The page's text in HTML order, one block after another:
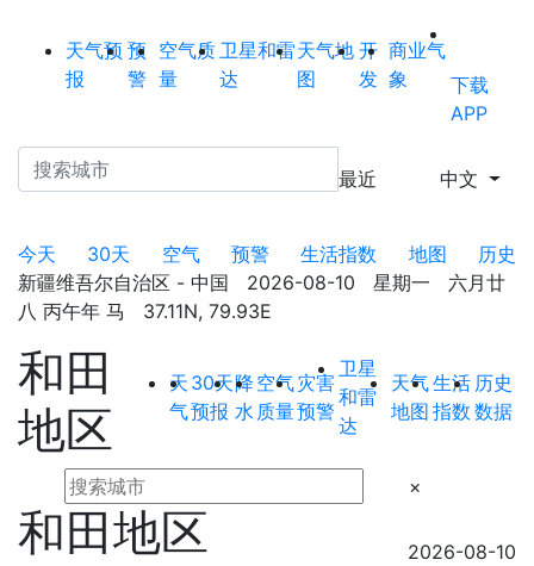
天气预
报
预
警
空气质
量
卫星和雷
达
天气地
图
开
发
商业气
象
下载
APP
最近 中文
今天 30天 空气 预警 生活指数 地图
历史
新疆维吾尔自治区 - 中国 2026-08-10 星期一 六月廿
八 丙午年 马 37.11N, 79.93E
和田
地区
天
气
30天
预报
降
水
空气
质量
灾害
预警
卫星
和雷
达
天气
地图
生活
指数
历史
数据
×
和田地区 2026-08-10